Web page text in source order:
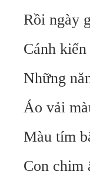
Rồi ngày
Cánh
Những
Áo vải
Màu tím
Con chim